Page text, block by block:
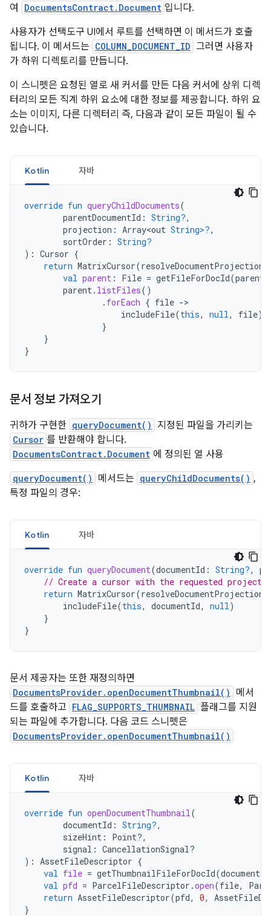
여 DocumentsContract.Document 입니다.
사용자가 선택도구 UI에서 루트를 선택하면 이 메서드가 호출
됩니다. 이 메서드는 COLUMN_DOCUMENT_ID 그러면 사용자
가 하위 디렉토리를 만듭니다.
이 스니펫은 요청된 열로 새 커서를 만든 다음 커서에 상위 디렉
터리의 모든 직계 하위 요소에 대한 정보를 제공합니다. 하위 요
소는 이미지, 다른 디렉터리 즉, 다음과 같이 모든 파일이 될 수
있습니다.
Kotlin 자바
override fun queryChildDocuments(
parentDocumentId : String?,
projection : Array<out String>?,
sortOrder : String?
): Cursor {
return MatrixCursor(resolveDocumentProjection
val parent : File = getFileForDocId(
parent. listFiles()
. forEach { file -
includeFile(this, null, file)
}
}
}
문서 정보 가져오기
귀하가 구현한 queryDocument() 지정된 파일을 가리키는
Cursor 를 반환해야 합니다.
DocumentsContract.Document 에 정의된 열 사용
queryDocument() 메서드는 queryChildDocuments() ,
특정 파일의 경우:
Kotlin 자바
override fun queryDocument(documentId : String?,
// Create a cursor with the requested
return MatrixCursor(resolveDocumentProjection
includeFile(this, documentId, null)
}
}
문서 제공자는 또한 재정의하면
DocumentsProvider.openDocumentThumbnail()
메서
드를 호출하고 FLAG_SUPPORTS_THUMBNAIL 플래그를 지원
되는 파일에 추가합니다. 다음 코드 스니펫은
DocumentsProvider.openDocumentThumbnail()
Kotlin 자바
override fun openDocumentThumbnail(
documentId : String?,
sizeHint :
Point?,
signal : CancellationSignal?
): AssetFileDescriptor {
val file = getThumbnailFileForDocId(documentId
val pfd = ParcelFileDescriptor .open(file,
return AssetFileDescriptor(pfd, 0,
}